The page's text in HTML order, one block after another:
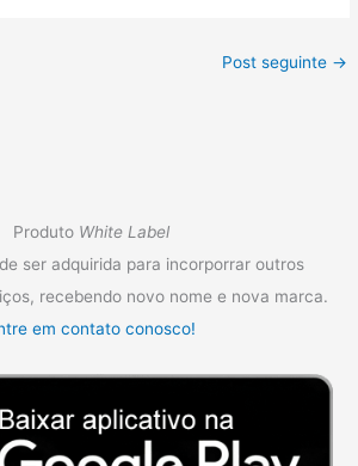
Post seguinte →
Produto White Label
ser adquirida para incorporrar outros
recebendo novo nome e nova marca.
em contato conosco!